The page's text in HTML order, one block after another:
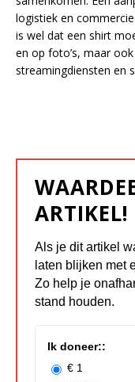
logistiek en
is wel dat een shirt
en op foto’s, maar
streamingdiensten en
ARTIKEL!
Als je dit artikel
laten blijken met
Zo help je
stand houden.
Ik doneer::
€ 1